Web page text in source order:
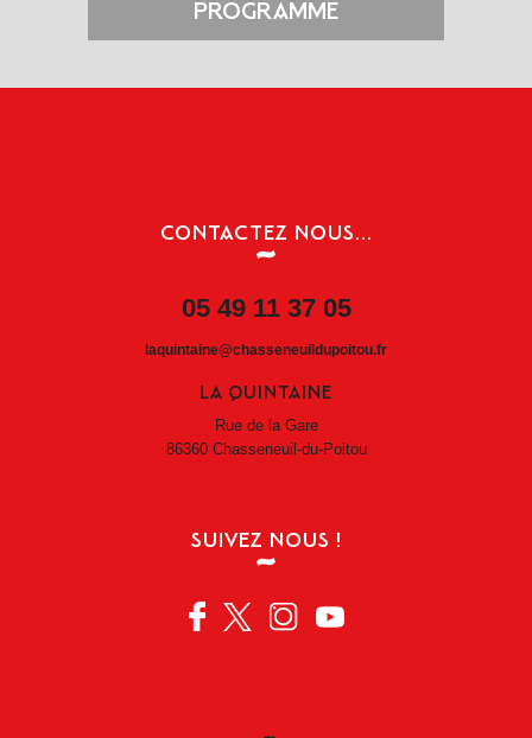
PROGRAMME
CONTACTEZ NOUS...
05 49 11 37 05
laquintaine@chasseneuildupoitou.fr
LA QUINTAINE
Rue de la Gare
86360 Chasseneuil-du-Poitou
SUIVEZ NOUS !